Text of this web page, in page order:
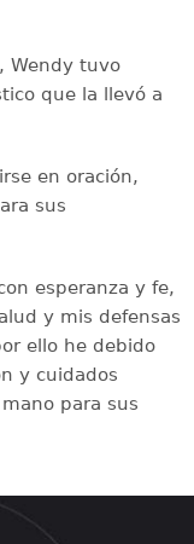
Wendy tuvo
que la llevó a
en oración,
sus
esperanza y fe,
y mis defensas
ello he debido
y cuidados
para sus